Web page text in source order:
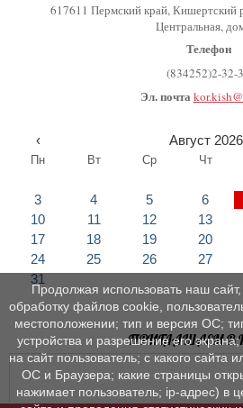
617611 Пермский край, Кишертский
Центральная,
Телефон
(834252)2-32-
Эл. почта
‹ Август 2026
Пн Вт Ср Чт
3
4 5 6
10
11 12 13
17
18 19 20
24
25 26 27
31
ПРИГЛАШАЕМ В
Продолжая использовать наш
обработку файлов cookie,
местоположении; тип и версия ОС;
устройства и разрешение его
на сайт пользователь; с какого сайта
ОС и Браузера; какие страницы
нажимает пользователь; ip-адрес) в